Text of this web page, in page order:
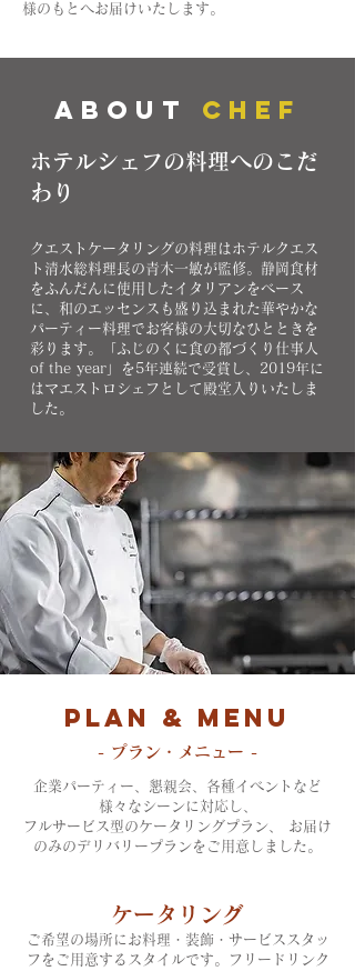
様のもとへお届けいたします。
about CHEF
ホテルシェフの料理へのこだ
わり
クエストケータリングの料理はホテルクエス
ト清水総料理長の青木一敏が監修。静岡食材
をふんだんに使用したイタリアンをベース
に、和のエッセンスも盛り込まれた華やかな
パーティー料理でお客様の大切なひとときを
彩ります。「ふじのくに食の都づくり仕事人
of the year」を5年連続で受賞し、2019年に
はマエストロシェフとして殿堂入りいたしま
した。
PLAN & MENU
- プラン・メニュー -
企業パーティー、懇親会、各種イベントなど
様々なシーンに対応し、
フルサービス型のケータリングプラン、 お届け
のみのデリバリープランをご用意しました。
ケータリング
ご希望の場所にお料理・装飾・サービススタッ
フをご用意するスタイルです。
フリードリンク